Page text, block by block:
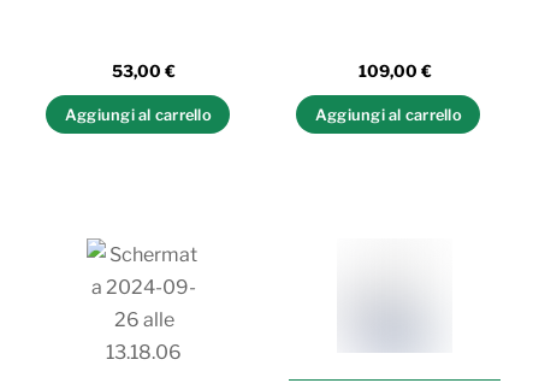
53,00€
Aggiungi al carrello
109,00 €
Aggiungi al carrello